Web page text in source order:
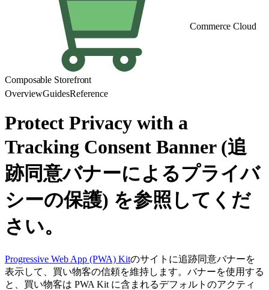
Commerce Cloud
Composable Storefront
OverviewGuidesReference
Protect Privacy with a
Tracking Consent Banner (追
跡同意バナーによるプライバ
シーの保護) を参照してくだ
さい。
Progressive Web App (PWA) Kitのサイトに追跡同意バナーを
表示して、買い物客の信頼を維持します。バナーを使用する
と、買い物客は PWA Kit に含まれるデフォルトのアクティ